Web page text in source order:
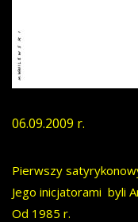
06.09.2009 r.
Pierwszy
Jego inicjatorami byli
Od 1985 r.